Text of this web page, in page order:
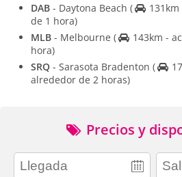
DAB - Daytona Beach (
de 1 hora)
MLB - Melbourne (
143km -
hora)
SRQ - Sarasota Bradenton (
alrededor de 2 horas)
Precios y